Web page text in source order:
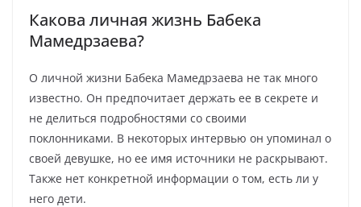
Какова личная жизнь Бабека
Мамедрзаева?
О личной жизни Бабека Мамедрзаева не так много
известно. Он предпочитает держать ее в секрете и
не делиться подробностями со своими
поклонниками. В некоторых интервью он упоминал о
своей девушке, но ее имя источники не раскрывают.
Также нет конкретной информации о том, есть ли у
него дети.